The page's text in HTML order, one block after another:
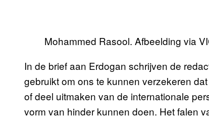
Mohammed Rasool. Afbeelding via
In de brief aan Erdogan schrijven de
gebruikt om ons te kunnen verzekeren
of deel uitmaken van de internationale
vorm van hinder kunnen doen. Het falen